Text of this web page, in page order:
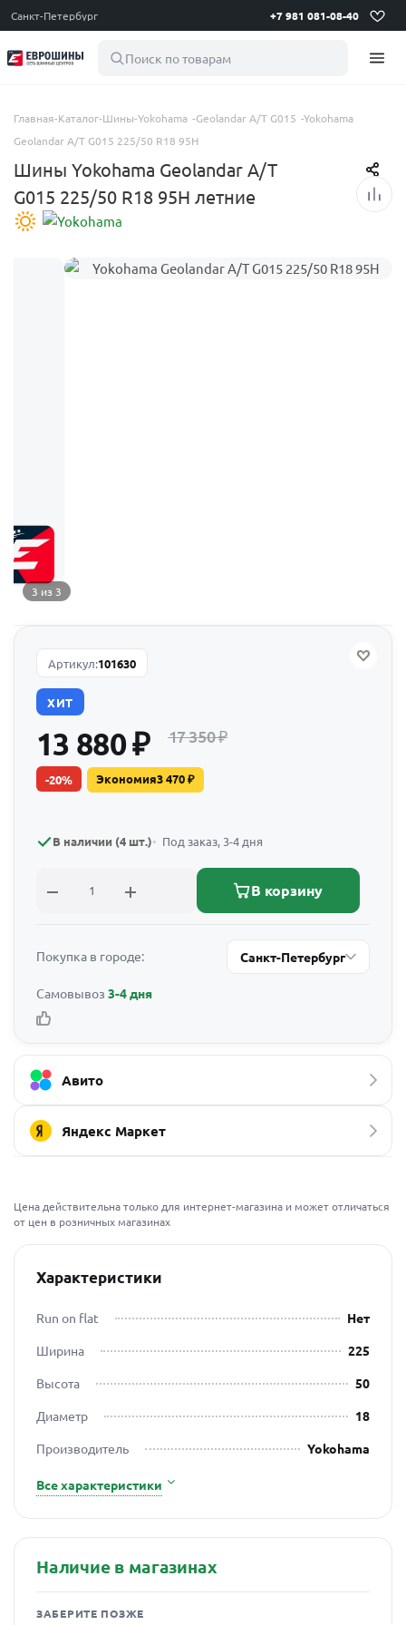
Санкт-Петербург +7 981 081-08-40
Поиск по товарам
Главная-Каталог-Шины-Yokohama -Geolandar A/T G015 -Yokohama
Geolandar A/T G015 225/50 R18 95H
Шины Yokohama Geolandar A/T
G015 225/50 R18 95H летние
3 из 3
Артикул:101630
ХИТ
13 880₽ 17 350₽
-20% Экономия3 470₽
В наличии (4 шт.) Под заказ, 3-4 дня
В корзину
Покупка в городе: Санкт-Петербург
Самовывоз 3-4 дня
Авито
Яндекс Маркет
Цена действительна только для интернет-магазина и может отличаться
от цен в розничных магазинах
Характеристики
Run on flat
Нет
Ширина
225
Высота
50
Диаметр
18
Производитель
Yokohama
Все характеристики
Наличие в магазинах
ЗАБЕРИТЕ ПОЗЖЕ